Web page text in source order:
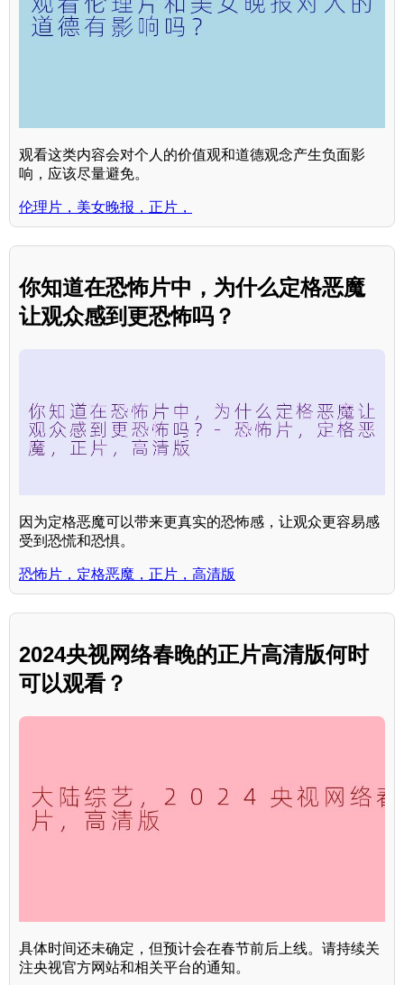
观看这类内容会对个人的价值观和道德观念产生负面影
响，应该尽量避免。
伦理片，美女晚报，正片，
你知道在恐怖片中，为什么定格恶魔
让观众感到更恐怖吗？
因为定格恶魔可以带来更真实的恐怖感，让观众更容易感
受到恐慌和恐惧。
恐怖片，定格恶魔，正片，高清版
2024央视网络春晚的正片高清版何时
可以观看？
具体时间还未确定，但预计会在春节前后上线。请持续关
注央视官方网站和相关平台的通知。